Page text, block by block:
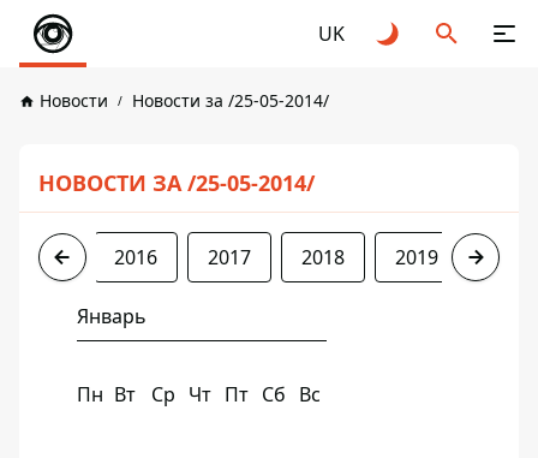
UK
Новости Новости за /25-05-2014/
НОВОСТИ ЗА /25-05-2014/
2014 2016 2017 2018 2019 2020
Январь
Пн Вт Ср Чт Пт Сб Вс